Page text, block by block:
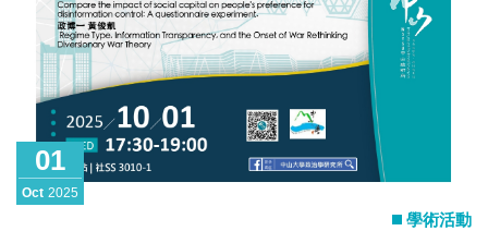
01
Oct 2025
學術活動